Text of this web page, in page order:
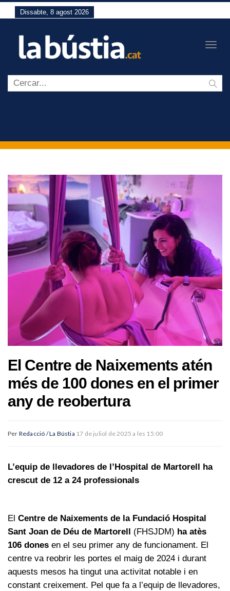
Dissabte, 8 agost 2026
El Centre de Naixements atén
més de 100 dones en el primer
any de reobertura
Per Redacció / La Bústia 17 de juliol de 2025 a les 15:00
L’equip de llevadores de l’Hospital de Martorell ha
crescut de 12 a 24 professionals
El Centre de Naixements de la Fundació Hospital
Sant Joan de Déu de Martorell (FHSJDM) ha atès
106 dones en el seu primer any de funcionament. El
centre va reobrir les portes el maig de 2024 i durant
aquests mesos ha tingut una activitat notable i en
constant creixement. Pel que fa a l’equip de llevadores,